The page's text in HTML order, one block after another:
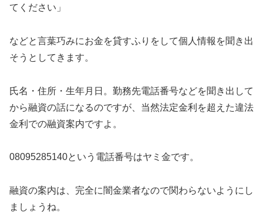
てください」
などと言葉巧みにお金を貸すふりをして個人情報を聞き出
そうとしてきます。
氏名・住所・生年月日。勤務先電話番号などを聞き出して
から融資の話になるのですが、当然法定金利を超えた違法
金利での融資案内ですよ。
08095285140という電話番号はヤミ金です。
融資の案内は、完全に闇金業者なので関わらないようにし
ましょうね。